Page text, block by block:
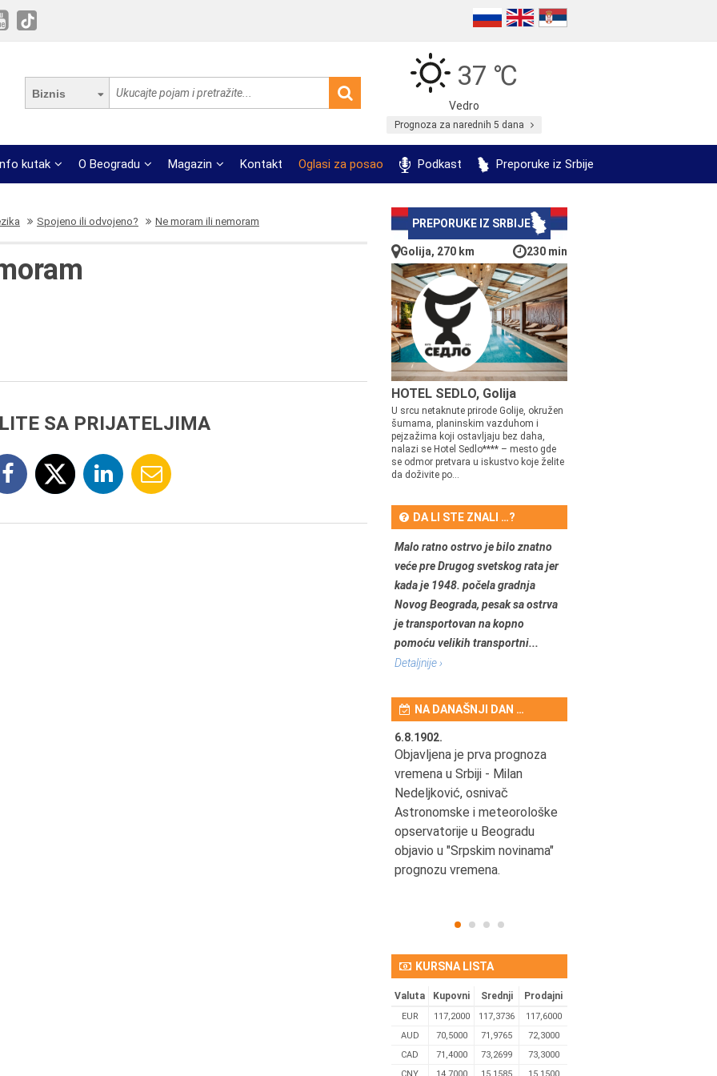
Biznis
37 ℃
Vedro
Prognoza za narednih 5 dana
kutak O Beogradu Magazin Kontakt Oglasi za posao Podkast Preporuke iz Srbije
Spojeno ili odvojeno? Ne moram ili nemoram
SA PRIJATELJIMA
PREPORUKE IZ SRBIJE
Golija, 270 km 230 min
HOTEL SEDLO, Golija
U srcu netaknute prirode Golije, okružen
šumama, planinskim vazduhom i
pejzažima koji ostavljaju bez daha,
nalazi se Hotel Sedlo**** – mesto gde
se odmor pretvara u iskustvo koje želite
da doživite po...
DA LI STE ZNALI …?
Malo ratno ostrvo je bilo znatno
veće pre Drugog svetskog rata jer
kada je 1948. počela gradnja
Novog Beograda, pesak sa ostrva
je transportovan na kopno
pomoću velikih transportni...
Detaljnije ›
NA DANAŠNJI DAN …
6.8.1902.
Objavljena je prva prognoza
vremena u Srbiji - Milan
Nedeljković, osnivač
Astronomske i meteorološke
opservatorije u Beogradu
objavio u "Srpskim novinama"
prognozu vremena.
KURSNA LISTA
Valuta Kupovni Srednji Prodajni
EUR 117,2000 117,3736
117,6000
AUD
70,5000 71,9765
72,3000
CAD
71,4000 73,2699
73,3000
CNY
14,7000 15,1585 15,1500